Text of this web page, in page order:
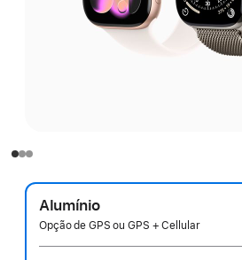
Alumínio
Opção de GPS ou GPS + Cellular